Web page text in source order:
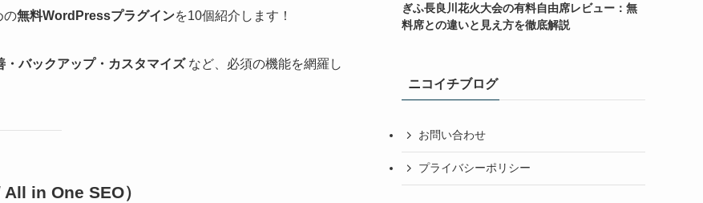
の無料WordPressプラグインを10個紹介します！
バックアップ・カスタマイズなど、必須の機能を網羅し
All in One SEO）
ぎふ長良川花火大会の有料自由席レビュー：無
料席との違いと見え方を徹底解説
ニコイチブログ
お問い合わせ
プライバシーポリシー